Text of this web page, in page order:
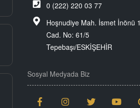
0 (222) 220 03 77
Hoşnudiye Mah. İsmet İnönü 1
Cad. No: 61/5
Tepebaşı/ESKİŞEHİR
Sosyal Medyada Biz